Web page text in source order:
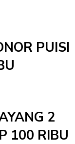
PUISI
2
100 RIBU